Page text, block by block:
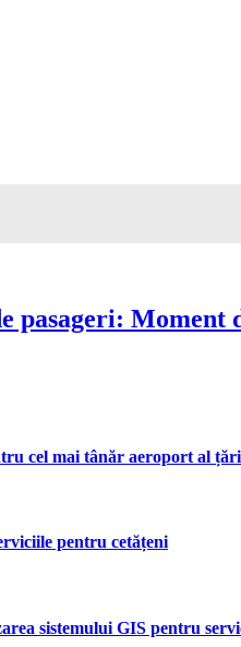
pasageri:
cel mai tânăr aeroport al
pentru cetățeni
sistemului GIS pentru